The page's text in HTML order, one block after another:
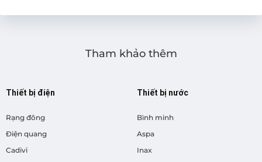
Tham khảo thêm
Thiết bị điện
Rạng đông
Điện quang
Cadivi
Thiết bị nước
Bình minh
Aspa
Inax